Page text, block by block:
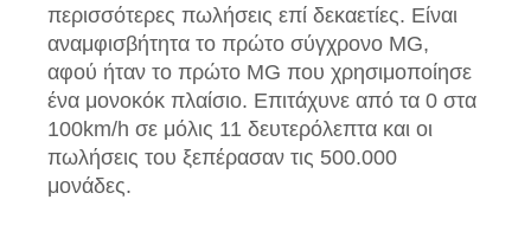
περισσότερες πωλήσεις επί δεκαετίες. Είναι
αναμφισβήτητα το πρώτο σύγχρονο MG,
αφού ήταν το πρώτο MG που χρησιμοποίησε
ένα μονοκόκ πλαίσιο. Επιτάχυνε από τα 0 στα
100km/h σε μόλις 11 δευτερόλεπτα και οι
πωλήσεις του ξεπέρασαν τις 500.000
μονάδες.